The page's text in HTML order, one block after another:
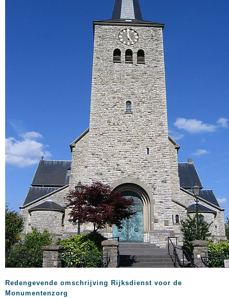
Redengevende omschrijving Rijksdienst voor de
Monumentenzorg